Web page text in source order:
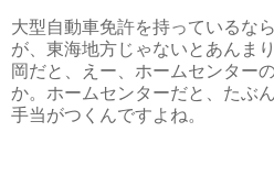
大型自動車免許を持っているな
が、東海地方じゃないとあんま
岡だと、えー、ホームセンター
か。ホームセンターだと、たぶ
手当がつくんですよね。